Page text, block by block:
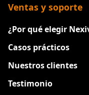
Ventas y soporte
¿Por qué elegir
Casos prácticos
Nuestros clientes
Testimonio